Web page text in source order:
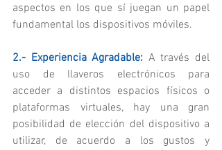
aspectos en los que sí juegan un papel
fundamental los dispositivos móviles.
2.- Experiencia Agradable: A través del
uso de llaveros electrónicos para
acceder a distintos espacios físicos o
plataformas virtuales, hay una gran
posibilidad de elección del dispositivo a
utilizar, de acuerdo a los gustos y